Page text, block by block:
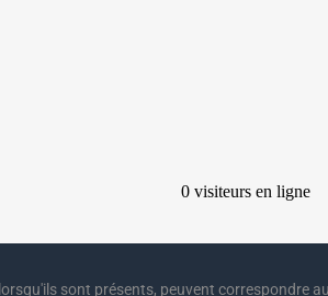
sont présents, peuvent correspondre